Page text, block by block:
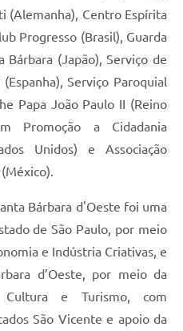
(Alemanha), Centro Espírita
Progresso (Brasil), Guarda
Bárbara (Japão), Serviço de
Serviço Paroquial
Papa João Paulo II (Reino
Promoção a Cidadania
Unidos) e Associação
Bárbara d'Oeste foi uma
de São Paulo, por meio
e Indústria Criativas, e
d’Oeste, por meio da
Cultura e Turismo, com
São Vicente e apoio da